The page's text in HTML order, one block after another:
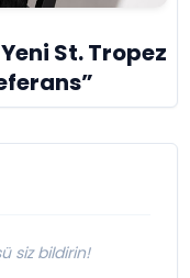
St. Tropez
siz bildirin!